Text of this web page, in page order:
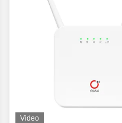
Video